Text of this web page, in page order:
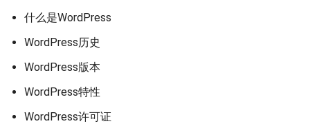
什么是WordPress
WordPress历史
WordPress版本
WordPress特性
WordPress许可证